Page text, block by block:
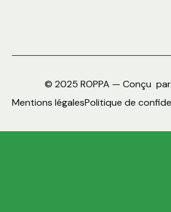
© 2025 ROPPA — Conçu par
Mentions légalesPolitique de